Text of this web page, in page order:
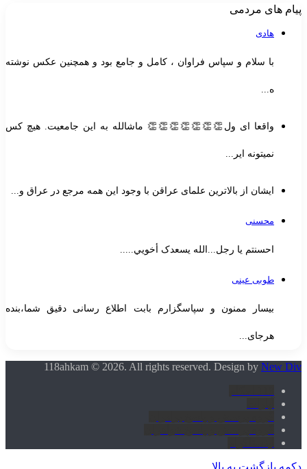
پیام های مردمی
هادی
با سلام و سپاس فراوان ، کامل و جامع بود و همچنین عکس نوشته
ه...
واقعا ای ول👏👏👏👏👏👏👏 ماشالله به این جامعیت. هیچ کس
نمیتونه ایر...
ایشان از بالاترین علمای عراقن با وجود این همه مرجع در عراق و...
محسنی
احسنتم یا رجل...الله یسعدک أخويي.....
طوبی عینی
بیسار ممنون و سپاسگزارم بابت اطلاع رسانی دقیق شما،بنده
هرجای...
118ahkam © 2026. All rights reserved. Design by New Div